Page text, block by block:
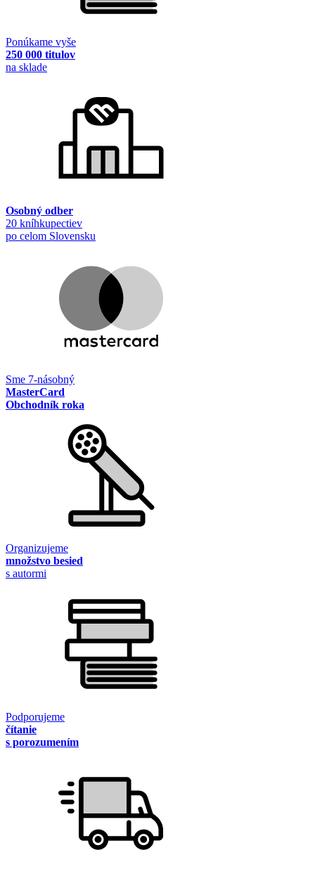
Ponúkame vyše
250 000 titulov
na sklade
Osobný odber
20 kníhkupectiev
po celom Slovensku
Sme 7-násobný
MasterCard
Obchodník roka
Organizujeme
množstvo besied
s autormi
Podporujeme
čítanie
s porozumením